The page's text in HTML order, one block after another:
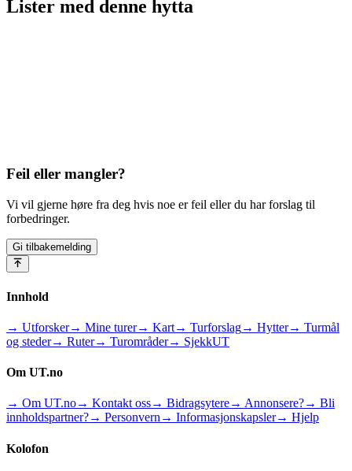
Lister med denne hytta
Feil eller mangler?
Vi vil gjerne høre fra deg hvis noe er feil eller du har forslag til
forbedringer.
Gi tilbakemelding
Innhold
→ Utforsker→ Mine turer→ Kart→ Turforslag→ Hytter→ Turmål
og steder→ Ruter→ Turområder→ SjekkUT
Om UT.no
→ Om UT.no→ Kontakt oss→ Bidragsytere→ Annonsere?→ Bli
innholdspartner?→ Personvern→ Informasjonskapsler→ Hjelp
Kolofon